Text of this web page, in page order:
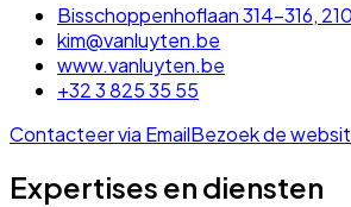
Bisschoppenhoflaan 314-316,
kim@vanluyten.be
www.vanluyten.be
+32 3 825 35 55
Contacteer via EmailBezoek de
Expertises en diensten